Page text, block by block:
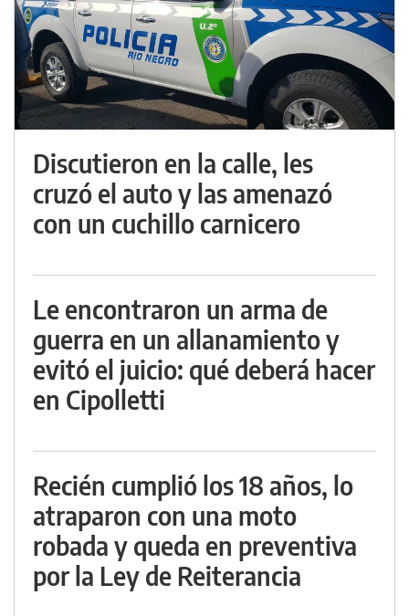
Discutieron en la calle, les
cruzó el auto y las amenazó
con un cuchillo carnicero
Le encontraron un arma de
guerra en un allanamiento y
evitó el juicio: qué deberá hacer
en Cipolletti
Recién cumplió los 18 años, lo
atraparon con una moto
robada y queda en preventiva
por la Ley de Reiterancia